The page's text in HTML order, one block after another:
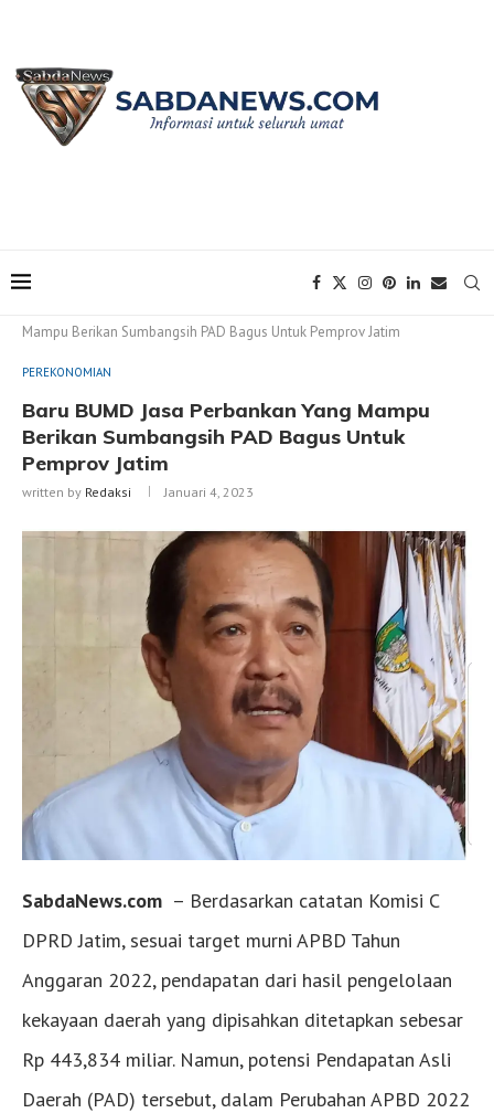
Mampu Berikan Sumbangsih PAD Bagus Untuk Pemprov Jatim
PEREKONOMIAN
Baru BUMD Jasa Perbankan Yang Mampu
Berikan Sumbangsih PAD Bagus Untuk
Pemprov Jatim
written by Redaksi Januari 4, 2023
SabdaNews.com – Berdasarkan catatan Komisi C
DPRD Jatim, sesuai target murni APBD Tahun
Anggaran 2022, pendapatan dari hasil pengelolaan
kekayaan daerah yang dipisahkan ditetapkan sebesar
Rp 443,834 miliar. Namun, potensi Pendapatan Asli
Daerah (PAD) tersebut, dalam Perubahan APBD 2022